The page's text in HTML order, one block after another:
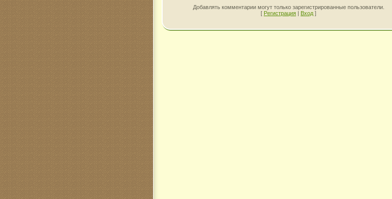
Добавлять комментарии могут только зарегистрированные пользователи.
[ Регистрация | Вход ]